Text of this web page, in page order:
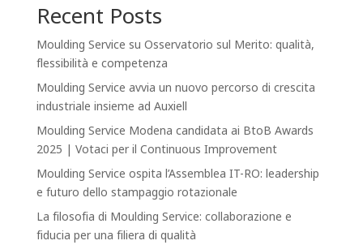
Recent Posts
Moulding Service su Osservatorio sul Merito: qualità,
flessibilità e competenza
Moulding Service avvia un nuovo percorso di crescita
industriale insieme ad Auxiell
Moulding Service Modena candidata ai BtoB Awards
2025 | Votaci per il Continuous Improvement
Moulding Service ospita l’Assemblea IT-RO: leadership
e futuro dello stampaggio rotazionale
La filosofia di Moulding Service: collaborazione e
fiducia per una filiera di qualità